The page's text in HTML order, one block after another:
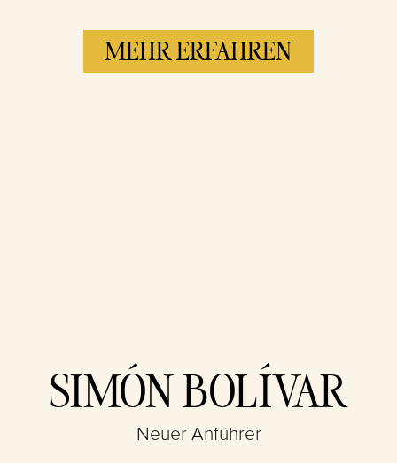
MEHR ERFAHREN
Accept &
Play
Indem du auf "Spielen"
SIMÓN BOLÍVAR
Neuer Anführer